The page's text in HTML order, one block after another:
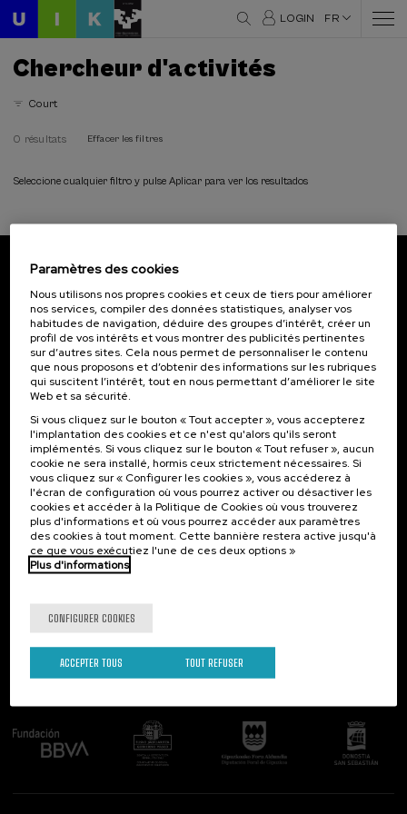
LOGIN FR
Chercheur d'activités
Court
0 résultats Effacer les filtres
Seleccione cualquier filtro y pulse Aplicar para ver los resultados
Inscrivez-vous pour être le premier à recevoir les
actualités de l'UIK.
S'abonner
Contact
Palacio Miramar
Paseo de Miraconcha, 48
20007 Donostia / San Sebastián
Gipuzkoa, Spain
Contactez-nous!
Intéressant...
Activités précédentes
Suivez-nous
Paramètres des cookies
Nous utilisons nos propres cookies et ceux de tiers pour améliorer
nos services, compiler des données statistiques, analyser vos
habitudes de navigation, déduire des groupes d’intérêt, créer un
profil de vos intérêts et vous montrer des publicités pertinentes
sur d’autres sites. Cela nous permet de personnaliser le contenu
que nous proposons et d’obtenir des informations sur les rubriques
qui suscitent l’intérêt, tout en nous permettant d’améliorer le site
Web et sa sécurité.
Si vous cliquez sur le bouton « Tout accepter », vous accepterez
l'implantation des cookies et ce n'est qu'alors qu'ils seront
implémentés. Si vous cliquez sur le bouton « Tout refuser », aucun
cookie ne sera installé, hormis ceux strictement nécessaires. Si
vous cliquez sur « Configurer les cookies », vous accéderez à
l'écran de configuration où vous pourrez activer ou désactiver les
cookies et accéder à la Politique de Cookies où vous trouverez
plus d'informations et où vous pourrez accéder aux paramètres
des cookies à tout moment. Cette bannière restera active jusqu'à
ce que vous exécutiez l'une de ces deux options »
Plus d'informations
CONFIGURER COOKIES
TOUT REFUSER
ACCEPTER TOUS